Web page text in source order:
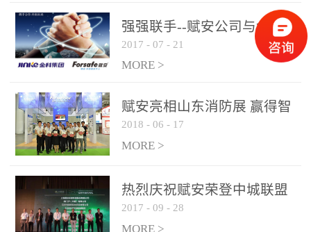
是针对这种高大空间建筑
物的消防设施、设备通过
现场图像的实时获取、预
处理和特征提取分析，实
现火焰的跟踪和识别。能
更早的进行预警，达到早
报早防的效果。 系统构
成示意图： 图像型火灾
和监控端两大部分组成。
两者之间通过以太网相
联，一台监控主机最多可
强强联手--赋安公司与金科
集团达成战略合作协议
2017 - 07 - 21
MORE >
赋安亮相山东消防展 赢得智
慧消防新荣耀
2018 - 06 - 17
MORE >
热烈庆祝赋安荣登中城联盟
联合采购战略合作平台
2017 - 09 - 28
MORE >